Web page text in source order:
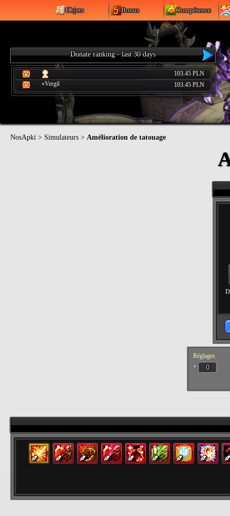
Objets Bonus Compétence
Donate ranking - last 30 days
103.45 PLN
»Vergil
103.45 PLN
NosApki > Simulateurs > Amélioration de tatouage
Réglages
+